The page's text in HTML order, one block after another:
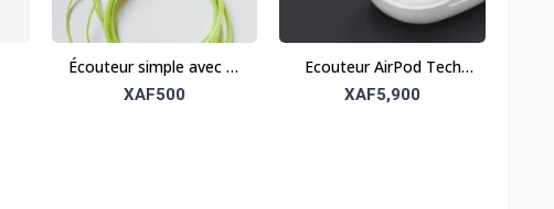
Écouteur simple avec fil
– Confort et praticité
XAF500
Ecouteur AirPod Tech
Galaxy
XAF5,900